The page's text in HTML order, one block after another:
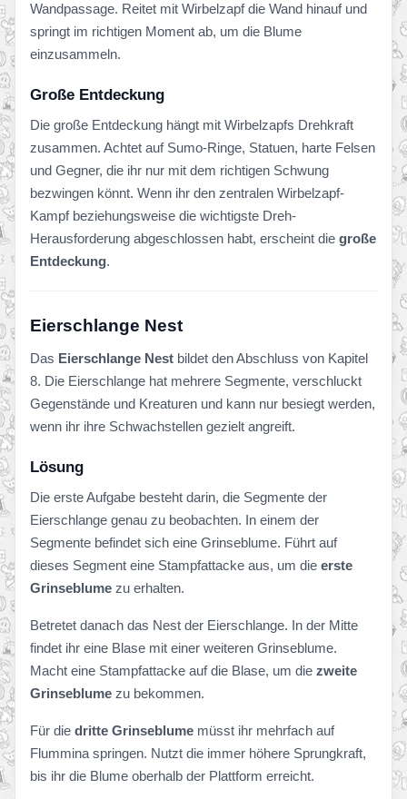
Wandpassage. Reitet mit Wirbelzapf die Wand hinauf und
springt im richtigen Moment ab, um die Blume
einzusammeln.
Große Entdeckung
Die große Entdeckung hängt mit Wirbelzapfs Drehkraft
zusammen. Achtet auf Sumo-Ringe, Statuen, harte Felsen
und Gegner, die ihr nur mit dem richtigen Schwung
bezwingen könnt. Wenn ihr den zentralen Wirbelzapf-
Kampf beziehungsweise die wichtigste Dreh-
Herausforderung abgeschlossen habt, erscheint die große
Entdeckung.
Eierschlange Nest
Das Eierschlange Nest bildet den Abschluss von Kapitel
8. Die Eierschlange hat mehrere Segmente, verschluckt
Gegenstände und Kreaturen und kann nur besiegt werden,
wenn ihr ihre Schwachstellen gezielt angreift.
Lösung
Die erste Aufgabe besteht darin, die Segmente der
Eierschlange genau zu beobachten. In einem der
Segmente befindet sich eine Grinseblume. Führt auf
dieses Segment eine Stampfattacke aus, um die erste
Grinseblume zu erhalten.
Betretet danach das Nest der Eierschlange. In der Mitte
findet ihr eine Blase mit einer weiteren Grinseblume.
Macht eine Stampfattacke auf die Blase, um die zweite
Grinseblume zu bekommen.
Für die dritte Grinseblume müsst ihr mehrfach auf
Flummina springen. Nutzt die immer höhere Sprungkraft,
bis ihr die Blume oberhalb der Plattform erreicht.